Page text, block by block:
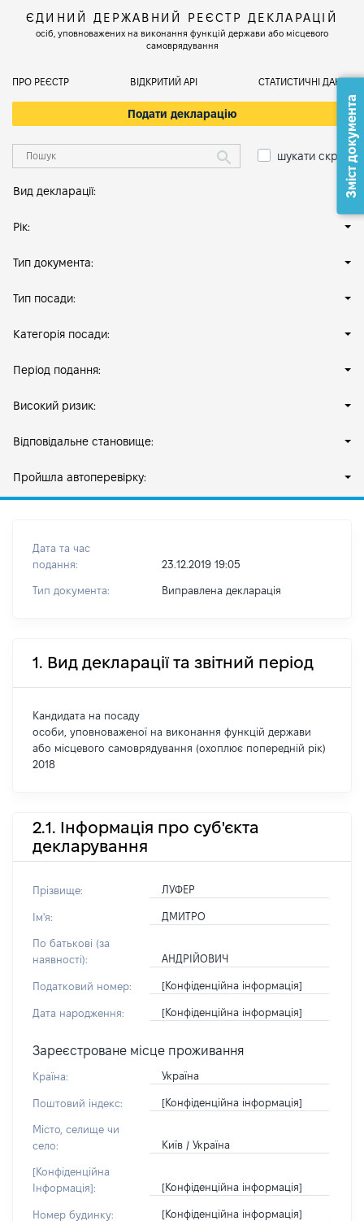
ЄДИНИЙ ДЕРЖАВНИЙ РЕЄСТР ДЕКЛАРАЦІЙ
осіб, уповноважених на виконання функцій держави або місцевого
самоврядування
ПРО РЕЄСТР ВІДКРИТИЙ АРІ СТАТИСТИЧНІ ДАНІ
Подати декларацію
шукати скрізь
Вид декларації:
Рік:
Тип документа:
Тип посади:
Категорія посади:
Період подання:
Високий ризик:
Відповідальне становище:
Пройшла автоперевірку:
Дата та час
подання:
23.12.2019 19:05
Тип документа: Виправлена декларація
1. Вид декларації та звітний період
Кандидата на посаду
особи, уповноваженої на виконання функцій держави
або місцевого самоврядування (охоплює попередній рік)
2018
2.1. Інформація про суб'єкта
декларування
Прізвище: ЛУФЕР
Ім'я: ДМИТРО
По батькові (за
наявності):
АНДРІЙОВИЧ
Податковий номер: [Конфіденційна інформація]
Дата народження: [Конфіденційна інформація]
Зареєстроване місце проживання
Країна: Україна
Поштовий індекс: [Конфіденційна інформація]
Місто, селище чи
село:
Київ / Україна
[Конфіденційна
Інформація]:
[Конфіденційна інформація]
Номер будинку: [Конфіденційна інформація]
Зміст документа